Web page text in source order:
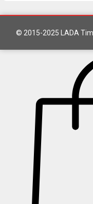
© 2015-2025 LADA